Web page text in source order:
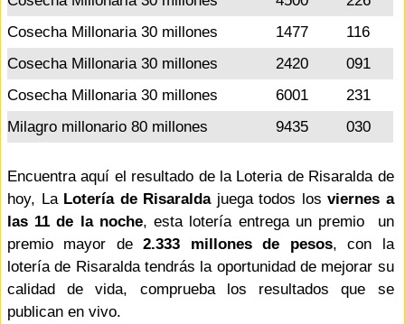
Cosecha Millonaria 30 millones
1477
116
Cosecha Millonaria 30 millones
2420
091
Cosecha Millonaria 30 millones
6001
231
Milagro millonario 80 millones
9435 030
Encuentra aquí el resultado de la Loteria de Risaralda de
hoy, La Lotería de Risaraldajuega todos losviernes a
las 11 de la noche, esta lotería entrega un premio un
premio mayor de2.333 millones de pesos, con la
lotería de Risaralda tendrás la oportunidad de mejorar su
calidad de vida, comprueba los resultados que se
publican en vivo.